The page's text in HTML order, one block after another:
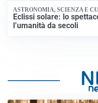
ASTRONOMIA, SCIENZA E
Eclissi solare: lo
l’umanità da secoli